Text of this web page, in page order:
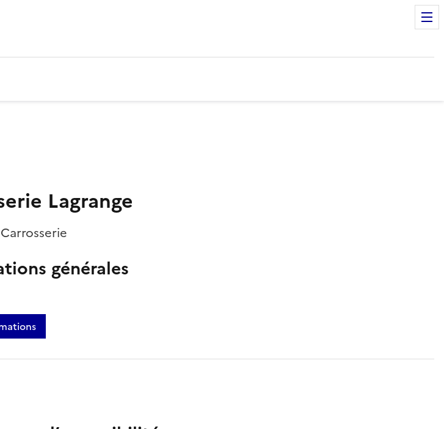
Lagrange
Carrosserie
générales